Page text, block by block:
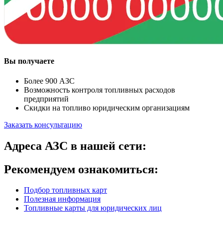
Вы получаете
Более 900 АЗС
Возможность контроля топливных расходов
предприятий
Скидки на топливо юридическим организациям
Заказать консультацию
Адреса АЗС в нашей сети:
Рекомендуем ознакомиться:
Подбор топливных карт
Полезная информация
Топливные карты для юридических лиц